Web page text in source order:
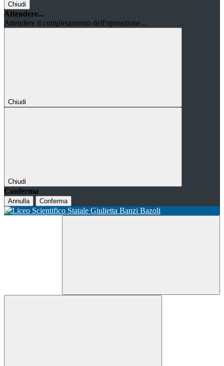
Chiudi
Attendere...
Attendere il completamento dell'operazione...
Chiudi
Chiudi
Conferma
Annulla Conferma